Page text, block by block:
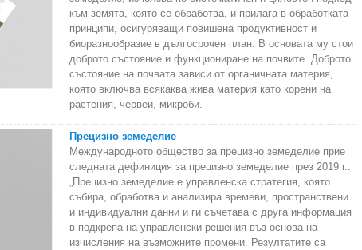
към земята, която се обработва, и прилага в обработката
принципи, осигуряващи повишена продуктивност и
биоразнообразие в дългосрочен план. В основата му стои
доброто състояние и функциониране на почвите. Доброто
състояние на почвата зависи от органичната материя,
която включва всякаква жива материя като корени на
растения, червеи, микроби.
Прецизно земеделие
Международното общество за прецизно земеделие прие
следната дефиниция за прецизно земеделие през 2019 г.:
„Прецизно земеделие е управленска стратегия, която
събира, обработва и анализира времеви, пространствени
и индивидуални данни и ги съчетава с друга информация
в подкрепа на управленски решения въз основа на
изчисления на възможните промени. Резултатите са